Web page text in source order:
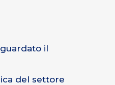
il
del settore